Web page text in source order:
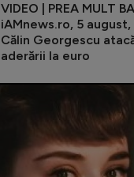
VIDEO | PREA MULT
iAMnews.ro, 5
Călin Georgescu
aderării la euro